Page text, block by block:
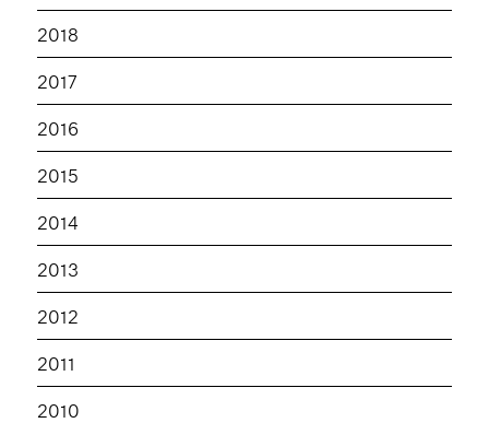
2018
2017
2016
2015
2014
2013
2012
2011
2010